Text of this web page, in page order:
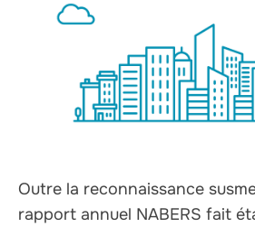
Outre la reconnaissance
rapport annuel NABERS fait